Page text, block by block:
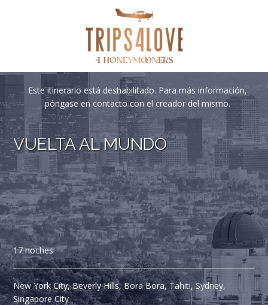
Este itinerario está deshabilitado. Para más información,
póngase en contacto con el creador del mismo.
VUELTA AL MUNDO
17 noches
New York City, Beverly Hills, Bora Bora, Tahiti, Sydney,
Singapore City